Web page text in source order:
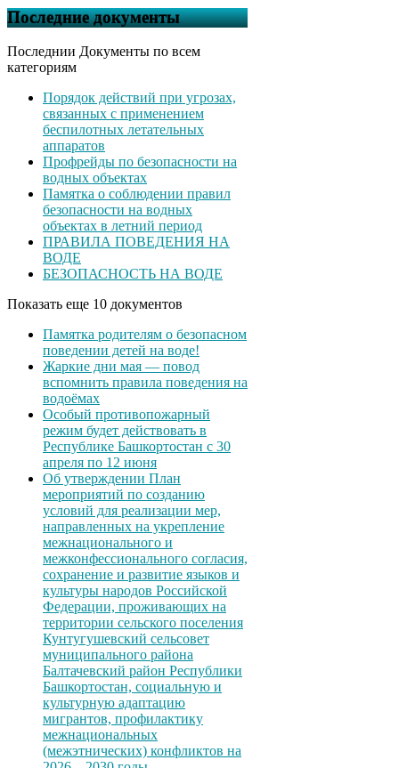
Последние документы
Последнии Документы по всем
категориям
Порядок действий при угрозах,
связанных с применением
беспилотных летательных
аппаратов
Профрейды по безопасности на
водных объектах
Памятка о соблюдении правил
безопасности на водных
объектах в летний период
ПРАВИЛА ПОВЕДЕНИЯ НА
ВОДЕ
БЕЗОПАСНОСТЬ НА ВОДЕ
Показать еще 10 документов
Памятка родителям о безопасном
поведении детей на воде!
Жаркие дни мая — повод
вспомнить правила поведения на
водоёмах
Особый противопожарный
режим будет действовать в
Республике Башкортостан с 30
апреля по 12 июня
Об утверждении План
мероприятий по созданию
условий для реализации мер,
направленных на укрепление
межнационального и
межконфессионального согласия,
сохранение и развитие языков и
культуры народов Российской
Федерации, проживающих на
территории сельского поселения
Кунтугушевский сельсовет
муниципального района
Балтачевский район Республики
Башкортостан, социальную и
культурную адаптацию
мигрантов, профилактику
межнациональных
(межэтнических) конфликтов на